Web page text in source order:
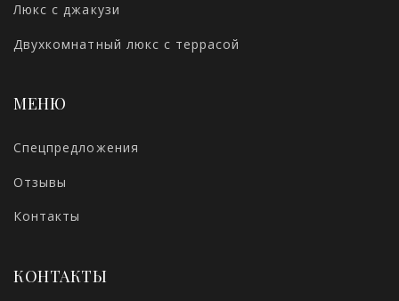
Люкс с джакузи
Двухкомнатный люкс с террасой
МЕНЮ
Спецпредложения
Отзывы
Контакты
КОНТАКТЫ